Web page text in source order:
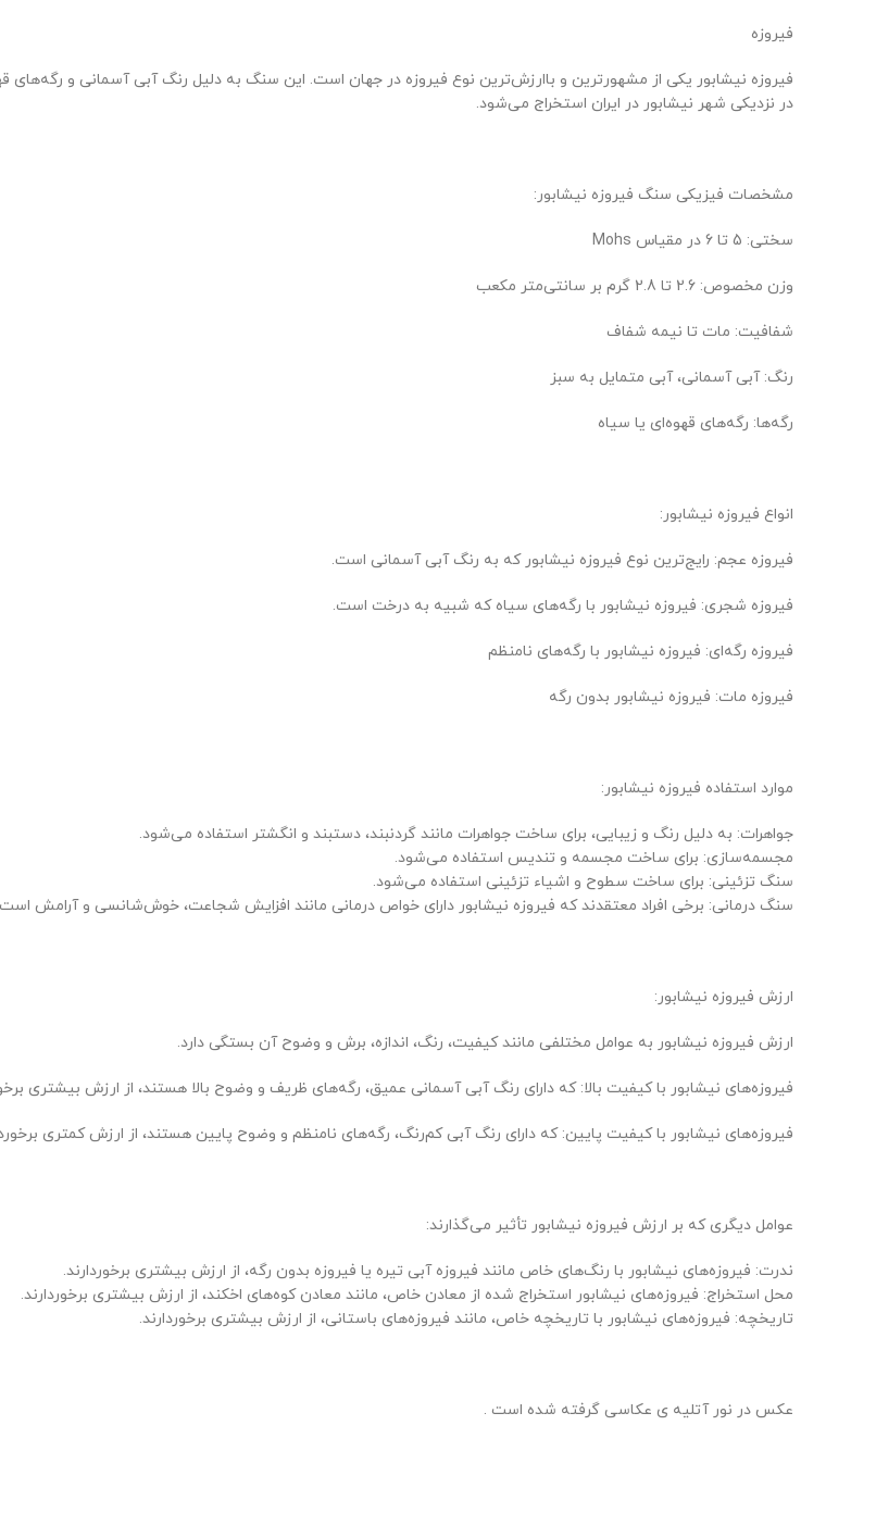
فیروزه
فیروزه نیشابور یکی از مشهورترین و باارزش‌ترین نوع فیروزه در جهان است. این سنگ به دلیل رنگ آبی آسمانی و رگه‌های
در نزدیکی شهر نیشابور در ایران استخراج می‌شود.
مشخصات فیزیکی سنگ فیروزه نیشابور:
سختی: 5 تا 6 در مقیاس Mohs
وزن مخصوص: 2.6 تا 2.8 گرم بر سانتی‌متر مکعب
شفافیت: مات تا نیمه شفاف
رنگ: آبی آسمانی، آبی متمایل به سبز
رگه‌ها: رگه‌های قهوه‌ای یا سیاه
انواع فیروزه نیشابور:
فیروزه عجم: رایج‌ترین نوع فیروزه نیشابور که به رنگ آبی آسمانی است.
فیروزه شجری: فیروزه نیشابور با رگه‌های سیاه که شبیه به درخت است.
فیروزه رگه‌ای: فیروزه نیشابور با رگه‌های نامنظم
فیروزه مات: فیروزه نیشابور بدون رگه
موارد استفاده فیروزه نیشابور:
جواهرات: به دلیل رنگ و زیبایی، برای ساخت جواهرات مانند گردنبند، دستبند و انگشتر استفاده می‌شود.
مجسمه‌سازی: برای ساخت مجسمه و تندیس استفاده می‌شود.
سنگ تزئینی: برای ساخت سطوح و اشیاء تزئینی استفاده می‌شود.
سنگ درمانی: برخی افراد معتقدند که فیروزه نیشابور دارای خواص درمانی مانند افزایش شجاعت، خوش‌شانسی و آرامش
ارزش فیروزه نیشابور:
ارزش فیروزه نیشابور به عوامل مختلفی مانند کیفیت، رنگ، اندازه، برش و وضوح آن بستگی دارد.
فیروزه‌های نیشابور با کیفیت بالا: که دارای رنگ آبی آسمانی عمیق، رگه‌های ظریف و وضوح بالا هستند، از ارزش بیشتری
فیروزه‌های نیشابور با کیفیت پایین: که دارای رنگ آبی کم‌رنگ، رگه‌های نامنظم و وضوح پایین هستند، از ارزش کمتری
عوامل دیگری که بر ارزش فیروزه نیشابور تأثیر می‌گذارند:
ندرت: فیروزه‌های نیشابور با رنگ‌های خاص مانند فیروزه آبی تیره یا فیروزه بدون رگه، از ارزش بیشتری برخوردارند.
محل استخراج: فیروزه‌های نیشابور استخراج شده از معادن خاص، مانند معادن کوه‌های اخکند، از ارزش بیشتری برخوردارند.
تاریخچه: فیروزه‌های نیشابور با تاریخچه خاص، مانند فیروزه‌های باستانی، از ارزش بیشتری برخوردارند.
عکس در نور آتلیه ی عکاسی گرفته شده است .